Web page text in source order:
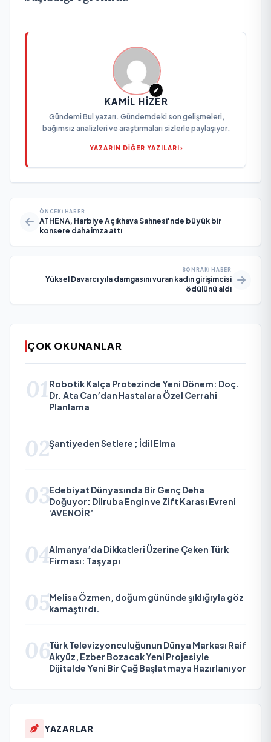
KAMIL HIZER
Gündemi Bul yazarı. Gündemdeki son gelişmeleri,
bağımsız analizleri ve araştırmaları sizlerle paylaşıyor.
YAZARIN DİĞER YAZILARI
ÖNCEKI HABER
ATHENA, Harbiye Açıkhava Sahnesi'nde büyük bir
konsere daha imza attı
SONRAKI HABER
Yüksel Davarcı yıla damgasını vuran kadın girişimcisi
ödülünü aldı
ÇOK OKUNANLAR
01 Robotik Kalça Protezinde Yeni Dönem: Doç.
Dr. Ata Can’dan Hastalara Özel Cerrahi
Planlama
02Şantiyeden Setlere ; İdil Elma
03Edebiyat Dünyasında Bir Genç Deha
Doğuyor: Dilruba Engin ve Zift Karası Evreni
‘AVENOİR’
04Almanya’da Dikkatleri Üzerine Çeken Türk
Firması: Taşyapı
05Melisa Özmen, doğum gününde şıklığıyla göz
kamaştırdı.
06Türk Televizyonculuğunun Dünya Markası Raif
Akyüz, Ezber Bozacak Yeni Projesiyle
Dijitalde Yeni Bir Çağ Başlatmaya Hazırlanıyor
YAZARLAR